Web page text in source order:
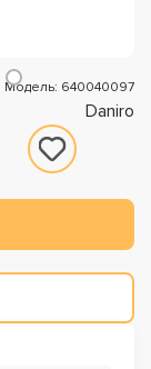
Модель: 640040097
Daniro